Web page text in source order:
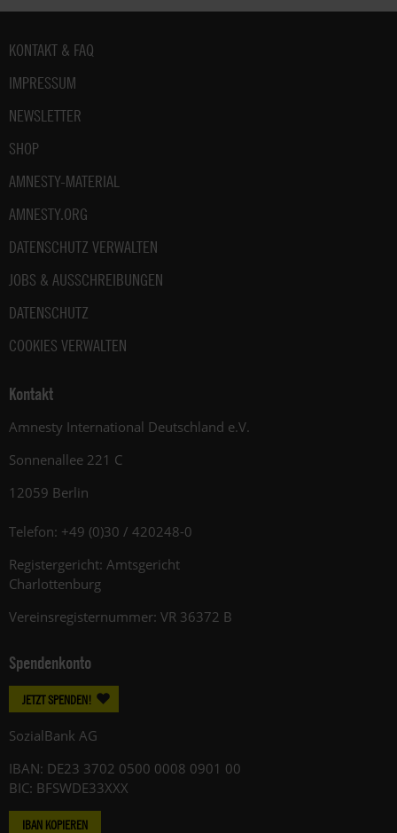
Fußbereich
KONTAKT & FAQ
IMPRESSUM
NEWSLETTER
SHOP
AMNESTY-MATERIAL
AMNESTY.ORG
DATENSCHUTZ VERWALTEN
JOBS & AUSSCHREIBUNGEN
DATENSCHUTZ
COOKIES VERWALTEN
Kontakt
Amnesty International Deutschland e.V.
Sonnenallee 221 C
12059 Berlin
Telefon: +49 (0)30 / 420248-0
Registergericht: Amtsgericht
Charlottenburg
Vereinsregisternummer: VR 36372 B
Spendenkonto
JETZT SPENDEN!
SozialBank AG
IBAN: DE23 3702 0500 0008 0901 00
BIC: BFSWDE33XXX
IBAN KOPIEREN